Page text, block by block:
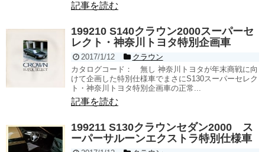
記事を読む
199210 S140クラウン2000スーパーセ
レクト・神奈川トヨタ特別企画車
2017/1/12
クラウン
カタログコード： 無し 神奈川トヨタが年末商戦に向
けて企画した特別仕様車でまさにS130スーパーセレク
ト・神奈川トヨタ特別企画車の正常...
記事を読む
199211 S130クラウンセダン2000 ス
ーパーサルーンエクストラ特別仕様車